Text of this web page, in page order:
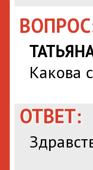
Какова
ОТВЕТ: